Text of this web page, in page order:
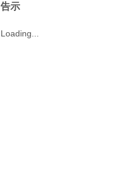
告示
Loading...